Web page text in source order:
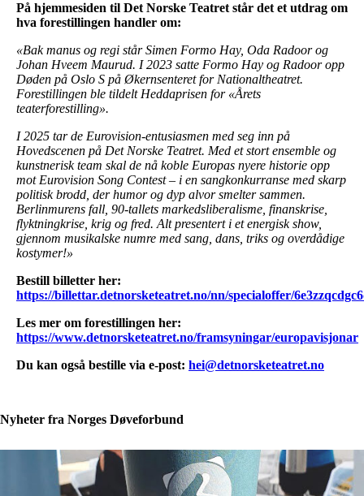
På hjemmesiden til Det Norske Teatret står det et utdrag om
hva forestillingen handler om:
«Bak manus og regi står Simen Formo Hay, Oda Radoor og
Johan Hveem Maurud. I 2023 satte Formo Hay og Radoor opp
Døden på Oslo S på Økernsenteret for Nationaltheatret.
Forestillingen ble tildelt Heddaprisen for «Årets
teaterforestilling».
I 2025 tar de Eurovision-entusiasmen med seg inn på
Hovedscenen på Det Norske Teatret. Med et stort ensemble og
kunstnerisk team skal de nå koble Europas nyere historie opp
mot Eurovision Song Contest – i en sangkonkurranse med skarp
politisk brodd, der humor og dyp alvor smelter sammen.
Berlinmurens fall, 90-tallets markedsliberalisme, finanskrise,
flyktningkrise, krig og fred. Alt presentert i et energisk show,
gjennom musikalske numre med sang, dans, triks og overdådige
kostymer!»
Bestill billetter her:
https://billettar.detnorsketeatret.no/nn/specialoffer/
Les mer om forestillingen her:
https://www.detnorsketeatret.no/framsyningar/europavisjonar
Du kan også bestille via e-post: hei@detnorsketeatret.no
Nyheter fra Norges Døveforbund